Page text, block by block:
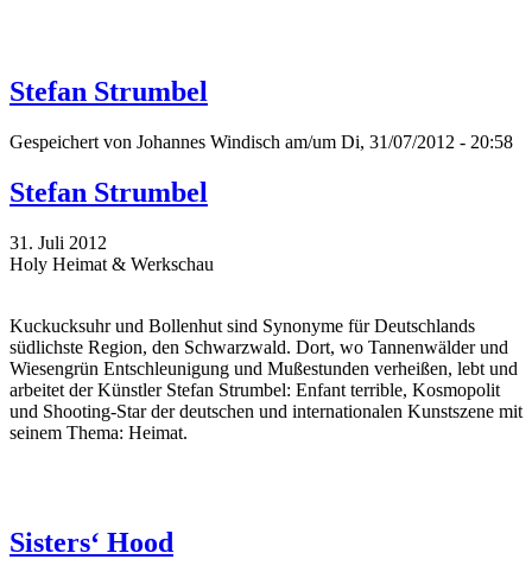
Stefan Strumbel
Gespeichert von Johannes Windisch am/um Di, 31/07/2012 - 20:58
Stefan Strumbel
31. Juli 2012
Holy Heimat & Werkschau
Kuckucksuhr und Bollenhut sind Synonyme für Deutschlands
südlichste Region, den Schwarzwald. Dort, wo Tannenwälder und
Wiesengrün Entschleunigung und Mußestunden verheißen, lebt und
arbeitet der Künstler Stefan Strumbel: Enfant terrible, Kosmopolit
und Shooting-Star der deutschen und internationalen Kunstszene mit
seinem Thema: Heimat.
Sisters‘ Hood